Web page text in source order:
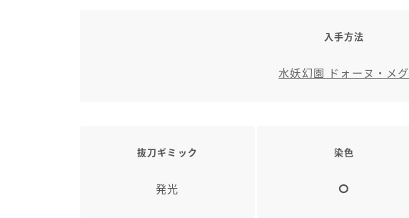
入手方法
水妖幻園 ドォーヌ・メグ
抜刀ギミック
発光
染色